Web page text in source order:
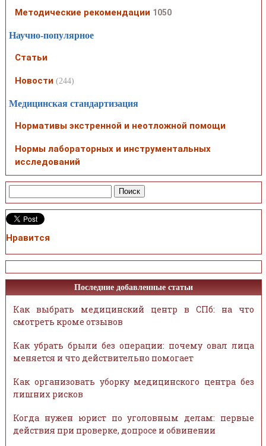
Методические рекомендации 1050
Научно-популярное
Статьи
Новости (244)
Медицинская стандартизация
Нормативы экстренной и неотложной помощи
Нормы лабораторных и инструментальных
исследований
Нравится
Последние добавленные статьи
Как выбрать медицинский центр в СПб: на что
смотреть кроме отзывов
Как убрать брыли без операции: почему овал лица
меняется и что действительно помогает
Как организовать уборку медицинского центра без
лишних рисков
Когда нужен юрист по уголовным делам: первые
действия при проверке, допросе и обвинении